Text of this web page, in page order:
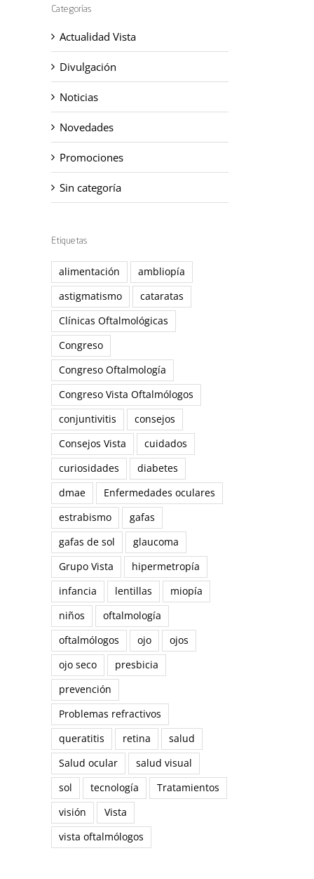
Categorías
Actualidad Vista
Divulgación
Noticias
Novedades
Promociones
Sin categoría
Etiquetas
alimentación
ambliopía
astigmatismo
cataratas
Clínicas Oftalmológicas
Congreso
Congreso Oftalmología
Congreso Vista Oftalmólogos
conjuntivitis
consejos
Consejos Vista
cuidados
curiosidades
diabetes
dmae
Enfermedades oculares
estrabismo
gafas
gafas de sol
glaucoma
Grupo Vista
hipermetropía
infancia
lentillas
miopía
niños
oftalmología
oftalmólogos
ojo
ojos
ojo seco
presbicia
prevención
Problemas refractivos
queratitis
retina
salud
Salud ocular
salud visual
sol
tecnología
Tratamientos
visión
Vista
vista oftalmólogos